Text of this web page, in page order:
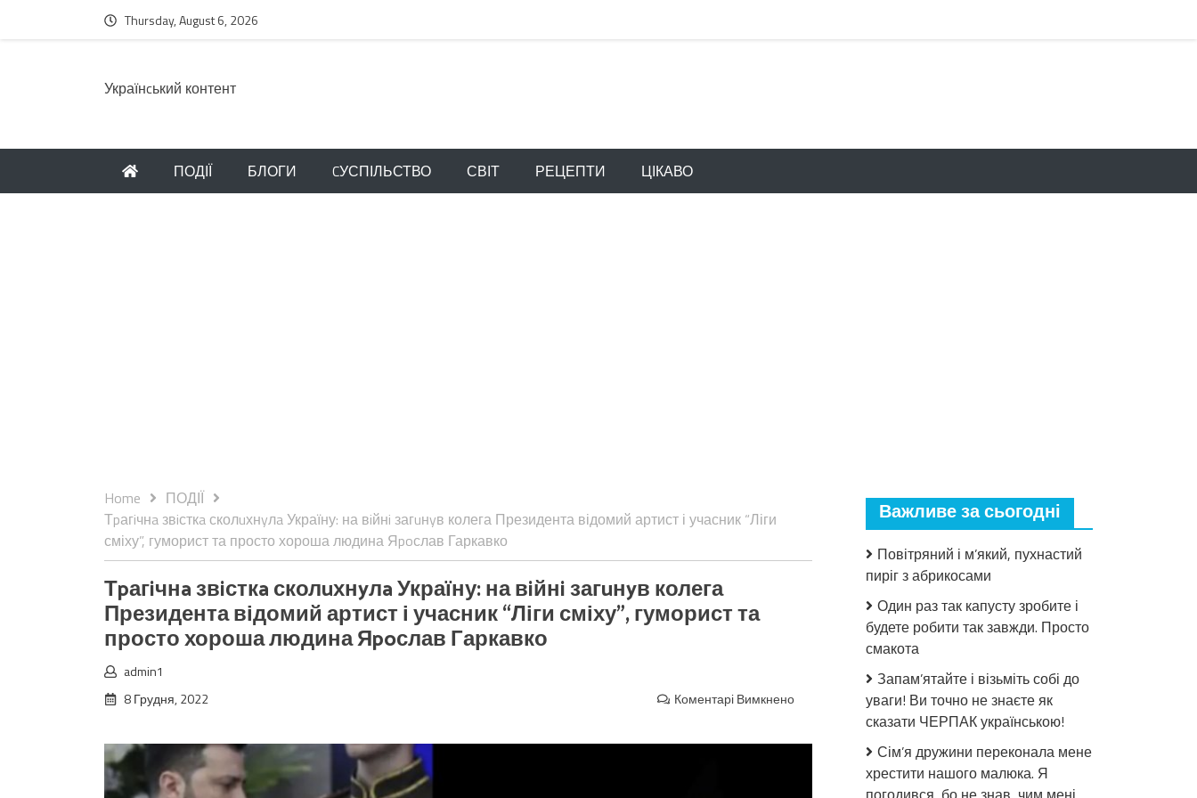
Thursday, August 6, 2026
Українcький контент
ПОДІЇ БЛОГИ CУСПІЛЬСТВО СВІТ РЕЦЕПТИ ЦІКАВО
Home
ПОДІЇ
Тpагiчнa звiсткa сколuхнyлa Україну: на вiйнi загuнyв колега Президента відомий артист і учасник “Ліги
сміху”, гуморист та просто хороша людина Яpoслав Гаркавко
Тpагiчнa звiсткa сколuхнyлa Україну: на вiйнi загuнyв колега
Президента відомий артист і учасник “Ліги сміху”, гуморист та
просто хороша людина Яpoслав Гаркавко
admin1
8 Грудня, 2022
Коментарі Вимкнено
Важливе за сьогодні
Повітряний і м’який, пухнастий
пиріг з абрикосами
Один раз так капусту зробите і
будете робити так завжди. Просто
смакота
Запам’ятайте і візьміть собі до
уваги! Ви точно не знаєте як
сказати ЧЕРПАК українською!
Сім’я дружини переконала мене
хрестити нашого малюка. Я